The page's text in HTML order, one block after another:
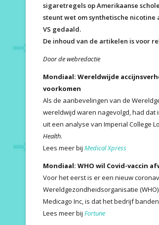
sigaretregels op Amerikaanse
steunt wet om synthetische
VS gedaald.
De inhoud van de artikelen is voor
Door de webredactie
Mondiaal: Wereldwijde
voorkomen
Als de aanbevelingen van de
wereldwijd waren nagevolgd, had dat
uit een analyse van Imperial College
Health.
Lees meer bij Medical Xpress
Mondiaal: WHO wil Covid-vaccin
Voor het eerst is er een nieuw
Wereldgezondheidsorganisatie
Medicago Inc, is dat het bedrijf
Lees meer bij Fortune